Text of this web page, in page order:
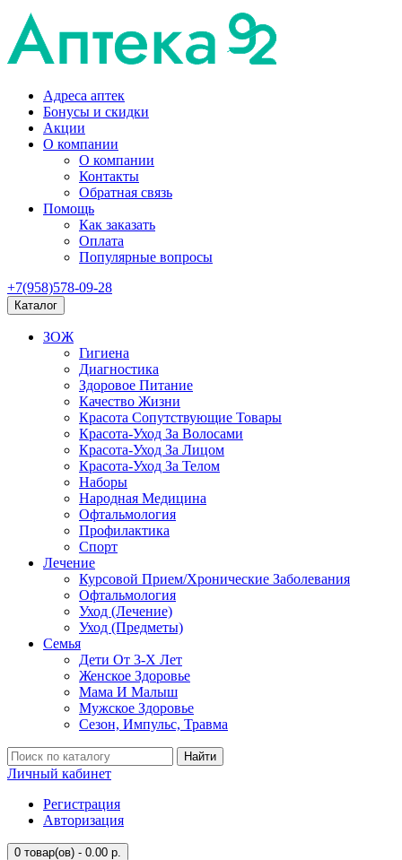
Адреса аптек
Бонусы и скидки
Акции
О компании
О компании
Контакты
Обратная связь
Помощь
Как заказать
Оплата
Популярные вопросы
+7(958)578-09-28
Каталог
ЗОЖ
Гигиена
Диагностика
Здоровое Питание
Качество Жизни
Красота Сопутствующие Товары
Красота-Уход За Волосами
Красота-Уход За Лицом
Красота-Уход За Телом
Наборы
Народная Медицина
Офтальмология
Профилактика
Спорт
Лечение
Курсовой Прием/Хронические Заболевания
Офтальмология
Уход (Лечение)
Уход (Предметы)
Семья
Дети От 3-Х Лет
Женское Здоровье
Мама И Малыш
Мужское Здоровье
Сезон, Импульс, Травма
Найти
Личный кабинет
Регистрация
Авторизация
0 товар(ов) - 0.00 р.